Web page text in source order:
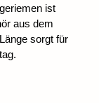
ist
aus dem
sorgt für